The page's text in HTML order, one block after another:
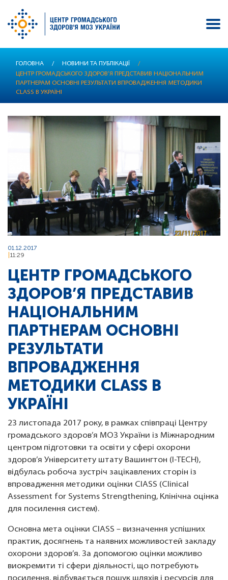
основного
вмісту
ГОЛОВНА / НОВИНИ ТА ПУБЛІКАЦІЇ
/
ЦЕНТР ГРОМАДСЬКОГО ЗДОРОВ’Я ПРЕДСТАВИВ НАЦІОНАЛЬНИМ
ПАРТНЕРАМ ОСНОВНІ РЕЗУЛЬТАТИ ВПРОВАДЖЕННЯ МЕТОДИКИ
CLASS В УКРАЇНІ
01.12.2017
11:29
ЦЕНТР ГРОМАДСЬКОГО
ЗДОРОВ’Я ПРЕДСТАВИВ
НАЦІОНАЛЬНИМ
ПАРТНЕРАМ ОСНОВНІ
РЕЗУЛЬТАТИ
ВПРОВАДЖЕННЯ
МЕТОДИКИ CLASS В
УКРАЇНІ
23 листопада 2017 року, в рамках співпраці Центру
громадського здоров’я МОЗ України із Міжнародним
центром підготовки та освіти у сфері охорони
здоров’я Університету штату Вашингтон (I-TECH),
відбулась робоча зустріч зацікавлених сторін із
впровадження методики оцінки ClASS (Clinical
Assessment for Systems Strengthening, Клінічна оцінка
для посилення систем).
Основна мета оцінки ClASS – визначення успішних
практик, досягнень та наявних можливостей закладу
охорони здоров’я. За допомогою оцінки можливо
виокремити ті сфери діяльності, що потребують